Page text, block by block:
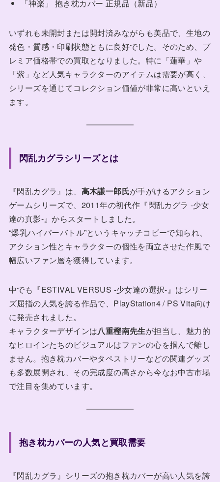
「神楽」 抱き枕カバー 正規品（新品）
いずれも未開封または開封済みながらも美品で、生地の
発色・質感・印刷状態ともに良好でした。そのため、プ
レミア価格帯での買取となりました。特に「蓮華」や
「紫」など人気キャラクターのアイテムは需要が高く、
シリーズを通じてコレクション価値が非常に高いといえ
ます。
閃乱カグラシリーズとは
『閃乱カグラ』は、 高木謙一郎氏が手がけるアクション
ゲームシリーズで、2011年の初代作『閃乱カグラ -少女
達の真影-』からスタートしました。
“爆乳ハイパーバトル”というキャッチコピーで知られ、
アクション性とキャラクターの個性を両立させた作風で
幅広いファン層を獲得しています。
中でも『ESTIVAL VERSUS -少女達の選択-』はシリー
ズ屈指の人気を誇る作品で、PlayStation4 / PS Vita向け
に発売されました。
キャラクターデザインは八重樫南先生が担当し、魅力的
なヒロインたちのビジュアルはファンの心を掴んで離し
ません。抱き枕カバーやタペストリーなどの関連グッズ
も多数展開され、その完成度の高さから今なお中古市場
で注目を集めています。
抱き枕カバーの人気と買取需要
『閃乱カグラ』シリーズの抱き枕カバーが高い人気を誇